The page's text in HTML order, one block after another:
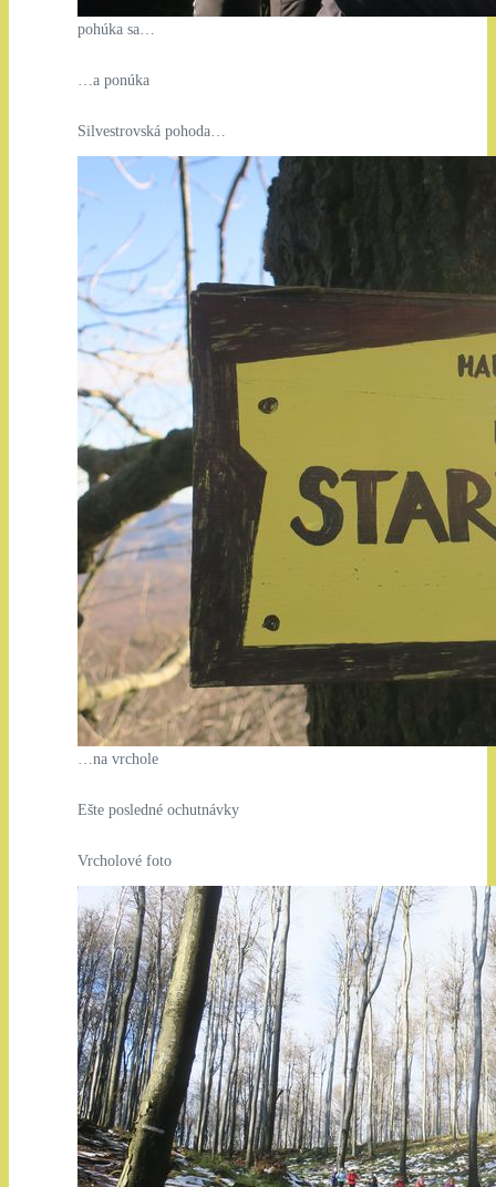
pohúka sa…
…a ponúka
Silvestrovská pohoda…
…na vrchole
Ešte posledné ochutnávky
Vrcholové foto